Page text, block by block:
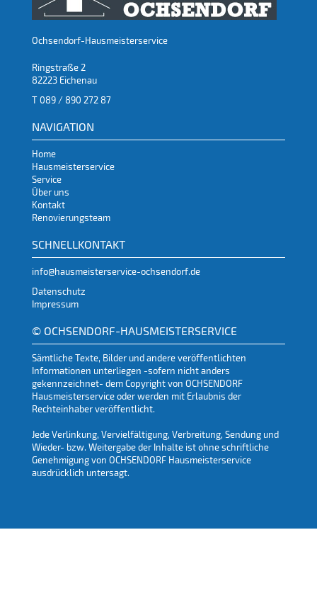
Ochsendorf-Hausmeisterservice
Ringstraße 2
82223 Eichenau
T 089 / 890 272 87
NAVIGATION
Home
Hausmeisterservice
Service
Über uns
Kontakt
Renovierungsteam
SCHNELLKONTAKT
info@hausmeisterservice-ochsendorf.de
Datenschutz
Impressum
© OCHSENDORF-HAUSMEISTERSERVICE
Sämtliche Texte, Bilder und andere veröffentlichten
Informationen unterliegen -sofern nicht anders
gekennzeichnet- dem Copyright von OCHSENDORF
Hausmeisterservice oder werden mit Erlaubnis der
Rechteinhaber veröffentlicht.
Jede Verlinkung, Vervielfältigung, Verbreitung, Sendung und
Wieder- bzw. Weitergabe der Inhalte ist ohne schriftliche
Genehmigung von OCHSENDORF Hausmeisterservice
ausdrücklich untersagt.